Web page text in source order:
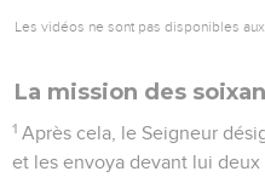
Les vidéos ne sont pas disponibles aux
La mission des
1 Après cela, le Seigneur
et les envoya devant lui